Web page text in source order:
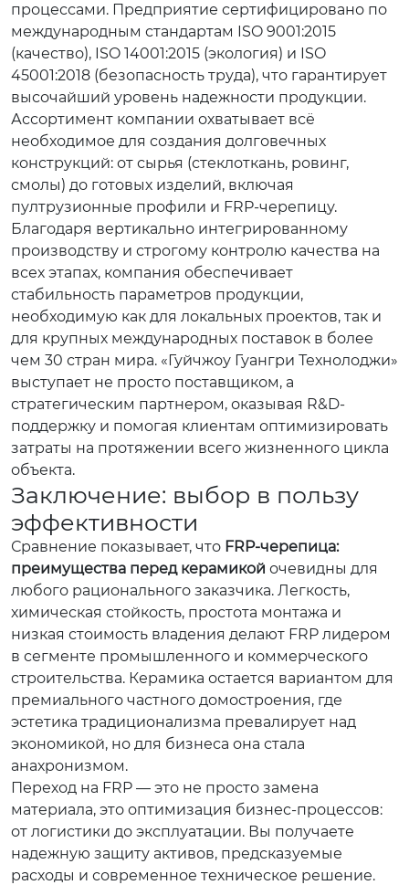
процессами. Предприятие сертифицировано по
международным стандартам ISO 9001:2015
(качество), ISO 14001:2015 (экология) и ISO
45001:2018 (безопасность труда), что гарантирует
высочайший уровень надежности продукции.
Ассортимент компании охватывает всё
необходимое для создания долговечных
конструкций: от сырья (стеклоткань, ровинг,
смолы) до готовых изделий, включая
пултрузионные профили и FRP-черепицу.
Благодаря вертикально интегрированному
производству и строгому контролю качества на
всех этапах, компания обеспечивает
стабильность параметров продукции,
необходимую как для локальных проектов, так и
для крупных международных поставок в более
чем 30 стран мира. «Гуйчжоу Гуангри Технолоджи»
выступает не просто поставщиком, а
стратегическим партнером, оказывая R&D-
поддержку и помогая клиентам оптимизировать
затраты на протяжении всего жизненного цикла
объекта.
Заключение: выбор в пользу
эффективности
Сравнение показывает, что FRP-черепица:
преимущества перед керамикой очевидны для
любого рационального заказчика. Легкость,
химическая стойкость, простота монтажа и
низкая стоимость владения делают FRP лидером
в сегменте промышленного и коммерческого
строительства. Керамика остается вариантом для
премиального частного домостроения, где
эстетика традиционализма превалирует над
экономикой, но для бизнеса она стала
анахронизмом.
Переход на FRP — это не просто замена
материала, это оптимизация бизнес-процессов:
от логистики до эксплуатации. Вы получаете
надежную защиту активов, предсказуемые
расходы и современное техническое решение.